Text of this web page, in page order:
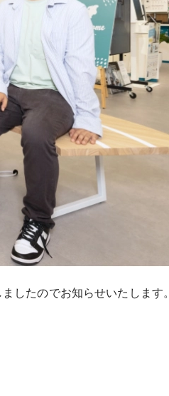
したのでお知らせいたします。